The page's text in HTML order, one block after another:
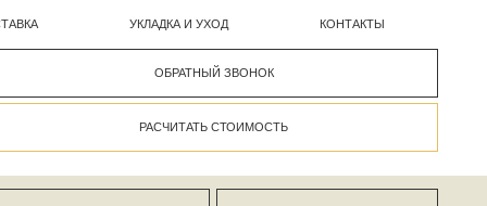
КОНТАКТЫ
УКЛАДКА И УХОД
ПЛИНТУС